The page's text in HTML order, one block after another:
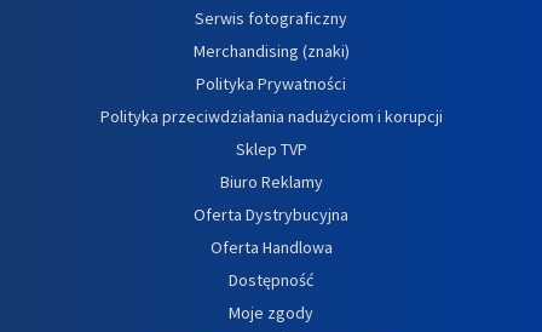
Serwis fotograficzny
Merchandising (znaki)
Polityka Prywatności
Polityka przeciwdziałania nadużyciom i korupcji
Sklep TVP
Biuro Reklamy
Oferta Dystrybucyjna
Oferta Handlowa
Dostępność
Moje zgody